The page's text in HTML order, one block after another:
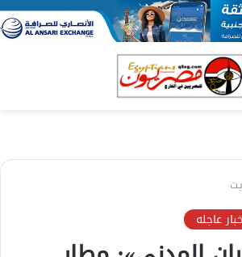
عاجله